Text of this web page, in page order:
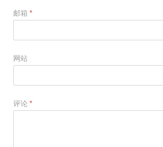
邮箱*
网站
评论*